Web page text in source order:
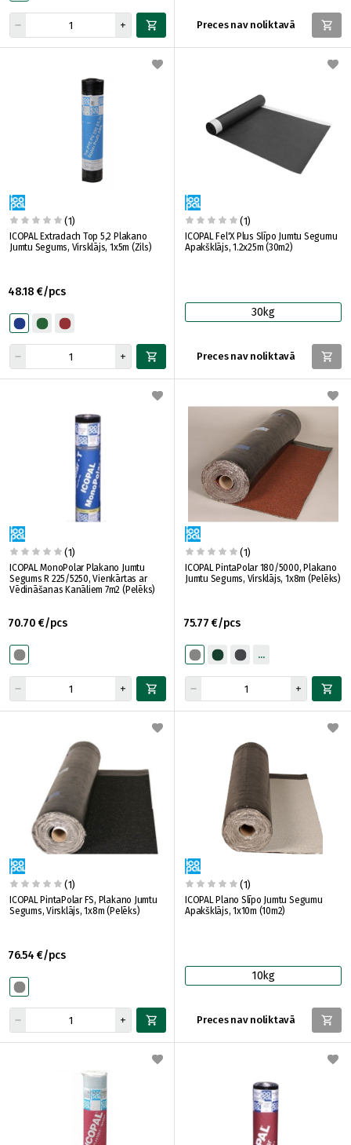
Preces nav noliktavā
(1)
ICOPAL Extradach Top 5,2 Plakano
Jumtu Segums, Virsklājs, 1x5m (Zils)
48.18 €/pcs
(1)
ICOPAL Fel'X Plus Slīpo Jumtu Segumu
Apakšklājs, 1.2x25m (30m2)
30kg
Preces nav noliktavā
(1)
ICOPAL MonoPolar Plakano Jumtu
Segums R 225/5250, Vienkārtas ar
Vēdināšanas Kanāliem 7m2 (Pelēks)
70.70 €/pcs
(1)
ICOPAL PintaPolar 180/5000, Plakano
Jumtu Segums, Virsklājs, 1x8m (Pelēks)
75.77 €/pcs
(1)
ICOPAL PintaPolar FS, Plakano Jumtu
Segums, Virsklājs, 1x8m (Pelēks)
76.54 €/pcs
(1)
ICOPAL Plano Slīpo Jumtu Segumu
Apakšklājs, 1x10m (10m2)
10kg
Preces nav noliktavā